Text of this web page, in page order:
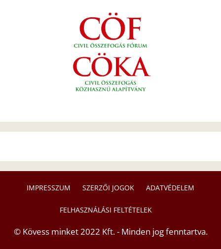
IMPRESSZUM SZERZŐI JOGOK ADATVÉDELEM
FELHASZNÁLÁSI FELTÉTELEK
© Kövess minket 2022 Kft. - Minden jog fenntartva.